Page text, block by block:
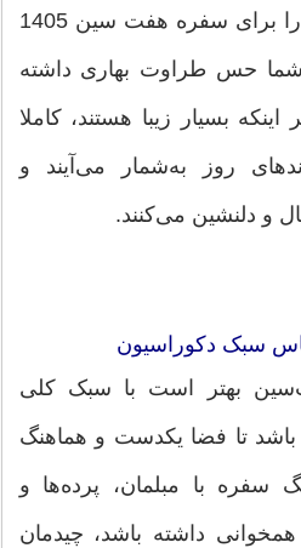
زرد کره‌ای و آبی روشن را برای سفره هفت سین 1405
شما حس طراوت بهاری داشته
بسیار زیبا هستند، کاملا
روز به‌شمار می‌آیند و
و دلنشین می‌کنند.
سبک دکوراسیون
بهتر است با سبک کلی
باشد تا فضا یکدست و هماهنگ
سفره با مبلمان، پرده‌ها و
داشته باشد، چیدمان